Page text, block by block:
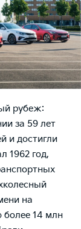
рубеж:
за 59 лет
и достигли
1962 год,
на
более 14 млн